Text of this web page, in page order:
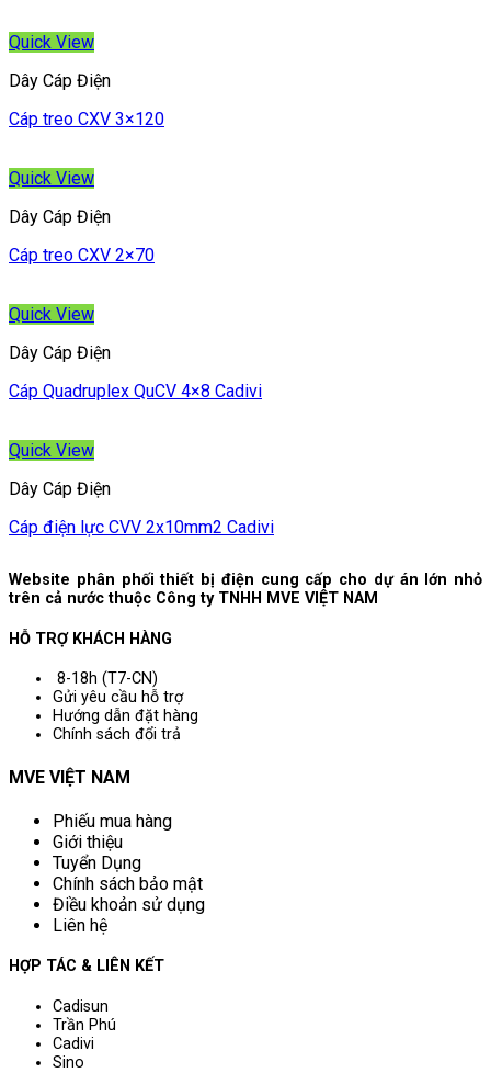
Quick View
Dây Cáp Điện
Cáp treo CXV 3×120
Quick View
Dây Cáp Điện
Cáp treo CXV 2×70
Quick View
Dây Cáp Điện
Cáp Quadruplex QuCV 4×8 Cadivi
Quick View
Dây Cáp Điện
Cáp điện lực CVV 2x10mm2 Cadivi
Website phân phối thiết bị điện cung cấp cho dự án lớn nhỏ
trên cả nước thuộc Công ty TNHH MVE VIỆT NAM
HỖ TRỢ KHÁCH HÀNG
8-18h (T7-CN)
Gửi yêu cầu hỗ trợ
Hướng dẫn đặt hàng
Chính sách đổi trả
MVE VIỆT NAM
Phiếu mua hàng
Giới thiệu
Tuyển Dụng
Chính sách bảo mật
Điều khoản sử dụng
Liên hệ
HỢP TÁC & LIÊN KẾT
Cadisun
Trần Phú
Cadivi
Sino